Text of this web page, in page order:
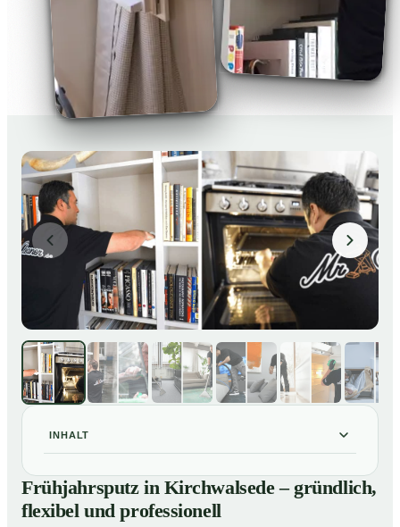
INHALT
01 Frühjahrsputz in Kirchwalsede – gründlich, flexibel und
professionell
Frühjahrsputz in Kirchwalsede – gründlich,
flexibel und professionell